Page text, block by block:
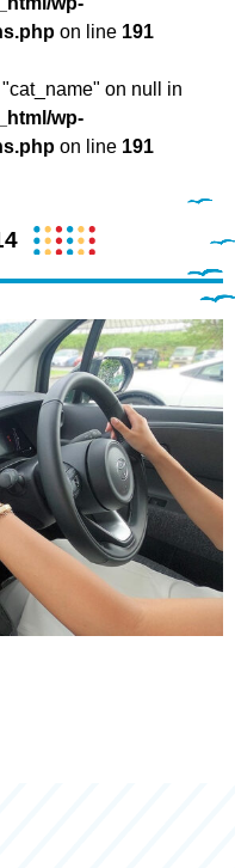
on line 191
on null in
wp-
on line 191